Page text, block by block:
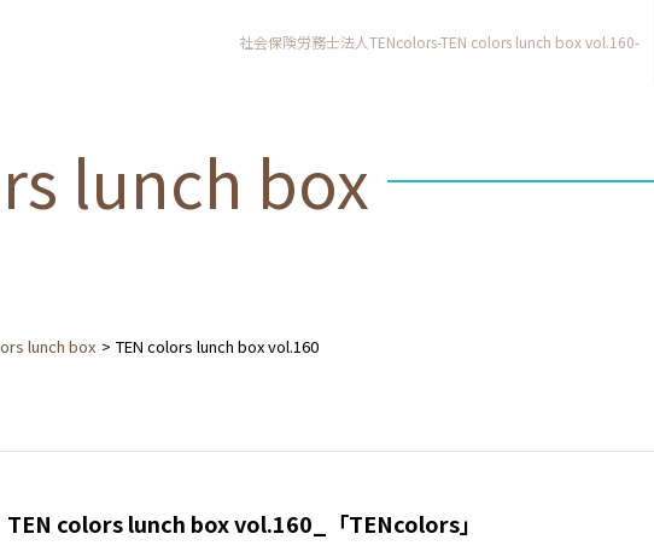
社会保険労務士法人TENcolors-TEN colors lunch box vol.160-
lunch box
lunch box TEN colors lunch box vol.160